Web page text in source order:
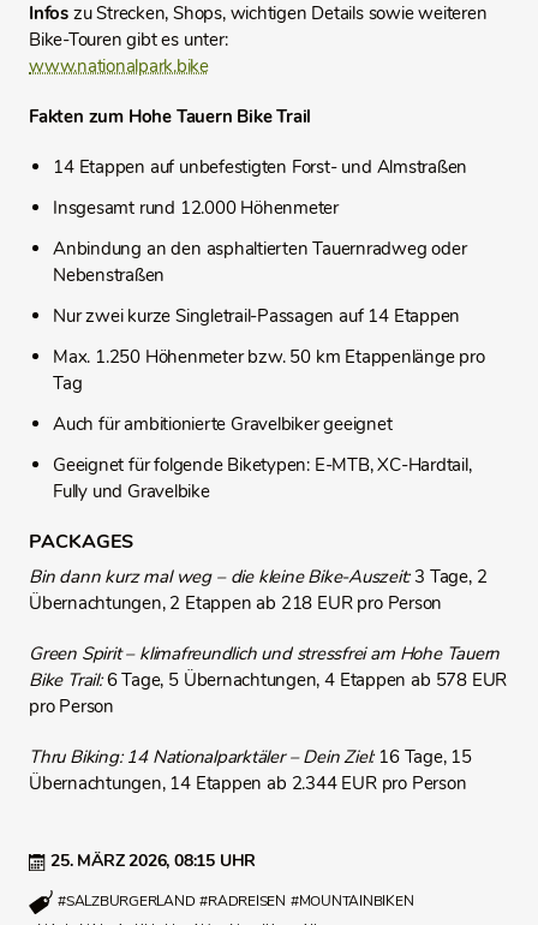
25. MÄRZ 2026, 08:15 UHR
#SALZBURGERLAND #RADREISEN #MOUNTAINBIKEN
Infos zu Strecken, Shops, wichtigen Details sowie weiteren
Bike-Touren gibt es unter:
www.nationalpark.bike
Fakten zum Hohe Tauern Bike Trail
14 Etappen auf unbefestigten Forst- und Almstraßen
Insgesamt rund 12.000 Höhenmeter
Anbindung an den asphaltierten Tauernradweg oder
Nebenstraßen
Nur zwei kurze Singletrail-Passagen auf 14 Etappen
Max. 1.250 Höhenmeter bzw. 50 km Etappenlänge pro
Tag
Auch für ambitionierte Gravelbiker geeignet
Geeignet für folgende Biketypen: E-MTB, XC-Hardtail,
Fully und Gravelbike
PACKAGES
Bin dann kurz mal weg – die kleine Bike-Auszeit:3 Tage, 2
Übernachtungen, 2 Etappen ab 218 EUR pro Person
Green Spirit – klimafreundlich und stressfrei am Hohe Tauern
Bike Trail:6 Tage, 5 Übernachtungen, 4 Etappen ab 578 EUR
pro Person
Thru Biking: 14 Nationalparktäler – Dein Ziel: 16 Tage, 15
Übernachtungen, 14 Etappen ab 2.344 EUR pro Person